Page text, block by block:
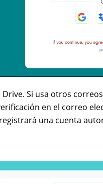
Si usa otros
en el correo
una cuenta